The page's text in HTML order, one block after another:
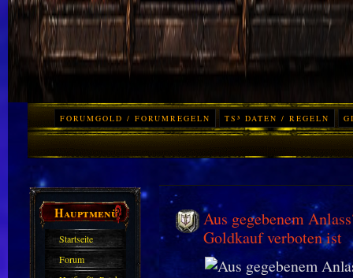
FORUMGOLD / FORUMREGELN TS³ DATEN / REGELN
Hauptmenü
Startseite
Forum
Aus gegebenem
Goldkauf verboten ist